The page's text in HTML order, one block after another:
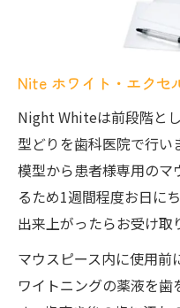
Nite ホワイト・エクセ
Night Whiteは前段階と
型どりを歯科医院で行い
模型から患者様専用のマ
るため1週間程度お日に
出来上がったらお受け取
マウスピース内に使用前
ワイトニングの薬液を